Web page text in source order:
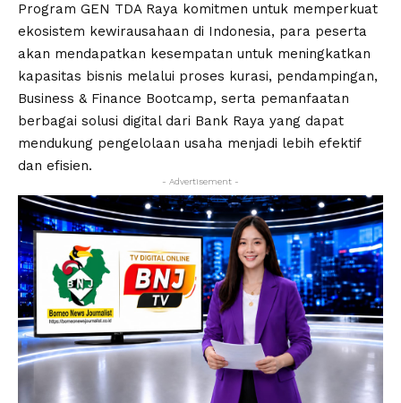
Program GEN TDA Raya komitmen untuk memperkuat
ekosistem kewirausahaan di Indonesia, para peserta
akan mendapatkan kesempatan untuk meningkatkan
kapasitas bisnis melalui proses kurasi, pendampingan,
Business & Finance Bootcamp, serta pemanfaatan
berbagai solusi digital dari Bank Raya yang dapat
mendukung pengelolaan usaha menjadi lebih efektif
dan efisien.
- Advertisement -